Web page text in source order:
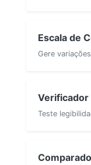
Escala de
Gere
Verificador
Teste